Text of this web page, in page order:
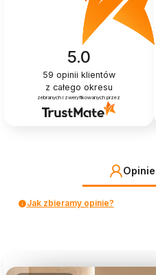
5.0
59 opinii klientów
z całego okresu
zebranych i zweryfikowanych przez
Jak zbieramy opinie?